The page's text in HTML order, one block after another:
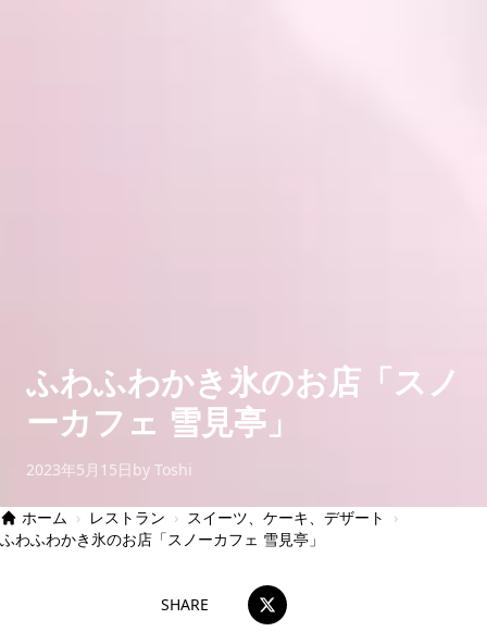
ふわふわかき氷のお店「スノ
ーカフェ 雪見亭」
2023年5月15日 by Toshi
ホーム › レストラン › スイーツ、ケーキ、デザート
›
ふわふわかき氷のお店「スノーカフェ 雪見亭」
SHARE